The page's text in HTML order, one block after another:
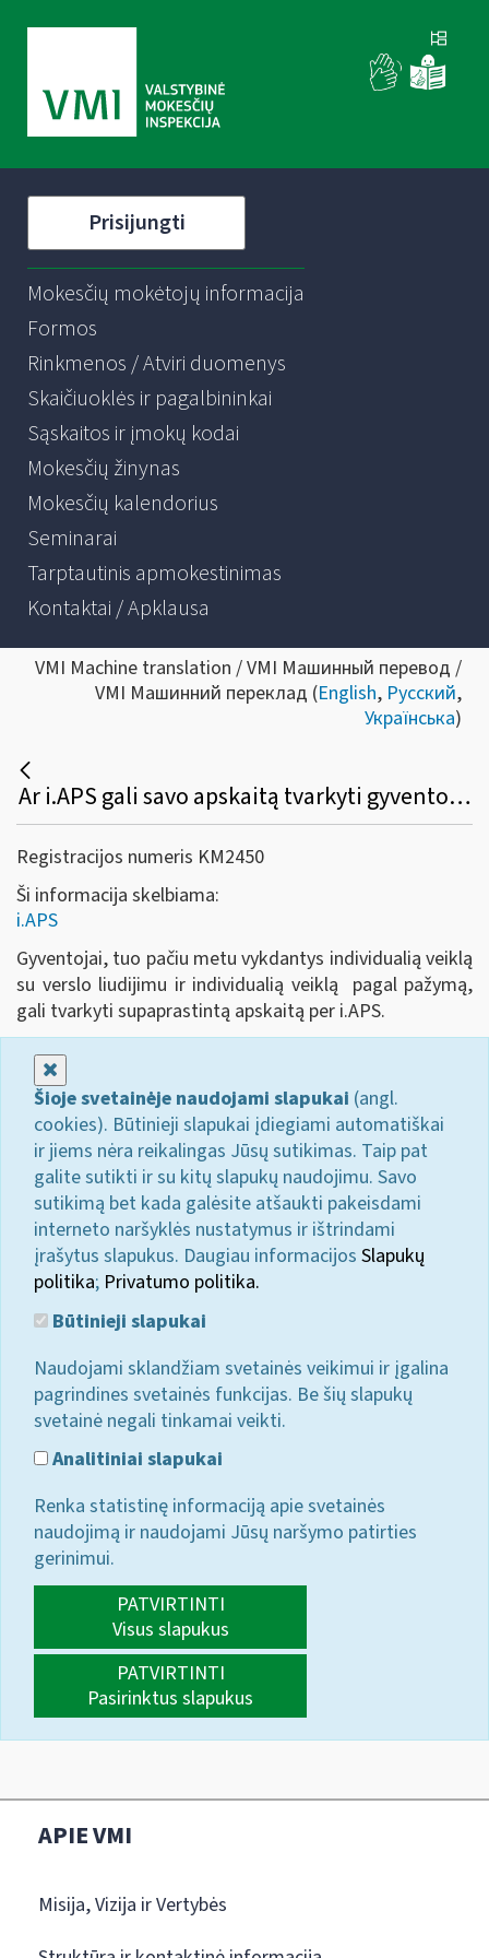
Prisijungti
Mokesčių mokėtojų informacija
Formos
Rinkmenos / Atviri duomenys
Skaičiuoklės ir pagalbininkai
Sąskaitos ir įmokų kodai
Mokesčių žinynas
Mokesčių kalendorius
Seminarai
Tarptautinis apmokestinimas
Kontaktai / Apklausa
VMI Machine translation / VMI Машинный перевод /
VMI Машинний переклад (English, Русский,
Українська)
Ar i.APS gali savo apskaitą tvarkyti gyventojas, turintis tuo pačiu laikotarpiu verslo liudijimą ir individualią veiklą pagal pažymą?
Registracijos numeris KM2450
Ši informacija skelbiama:
i.APS
Gyventojai, tuo pačiu metu vykdantys individualią veiklą
su verslo liudijimu ir individualią veiklą pagal pažymą,
gali tvarkyti supaprastintą apskaitą per i.APS.
Šioje svetainėje naudojami slapukai (angl.
cookies). Būtinieji slapukai įdiegiami automatiškai
ir jiems nėra reikalingas Jūsų sutikimas. Taip pat
galite sutikti ir su kitų slapukų naudojimu. Savo
sutikimą bet kada galėsite atšaukti pakeisdami
interneto naršyklės nustatymus ir ištrindami
įrašytus slapukus. Daugiau informacijos Slapukų
politika; Privatumo politika.
Būtinieji slapukai
Naudojami sklandžiam svetainės veikimui ir įgalina
pagrindines svetainės funkcijas. Be šių slapukų
svetainė negali tinkamai veikti.
Analitiniai slapukai
Renka statistinę informaciją apie svetainės
naudojimą ir naudojami Jūsų naršymo patirties
gerinimui.
PATVIRTINTI
Visus slapukus
PATVIRTINTI
Pasirinktus slapukus
APIE VMI
Misija, Vizija ir Vertybės